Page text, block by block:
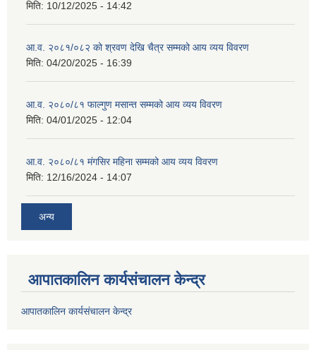
मिति: 10/12/2025 - 14:42
आ.व. २०८१/०८२ को श्रवण देखि चैत्र सम्मको आय व्यय विवरण
मिति: 04/20/2025 - 16:39
आ.व. २०८०/८१ फाल्गुण मसान्त सम्मको आय व्यय विवरण
मिति: 04/01/2025 - 12:04
आ.व. २०८०/८१ मंगसिर महिना सम्मको आय व्यय विवरण
मिति: 12/16/2024 - 14:07
अन्य
आपातकालिन कार्यसंचालन केन्द्र
आपातकालिन कार्यसंचालन केन्द्र